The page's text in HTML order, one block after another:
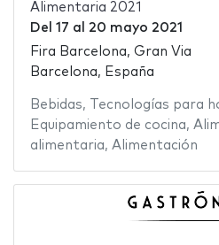
Alimentaria 2021
Del 17 al 20 mayo 2021
Fira Barcelona, Gran Via
Barcelona, España
Bebidas, Tecnologías para
Equipamiento de cocina,
alimentaria, Alimentación